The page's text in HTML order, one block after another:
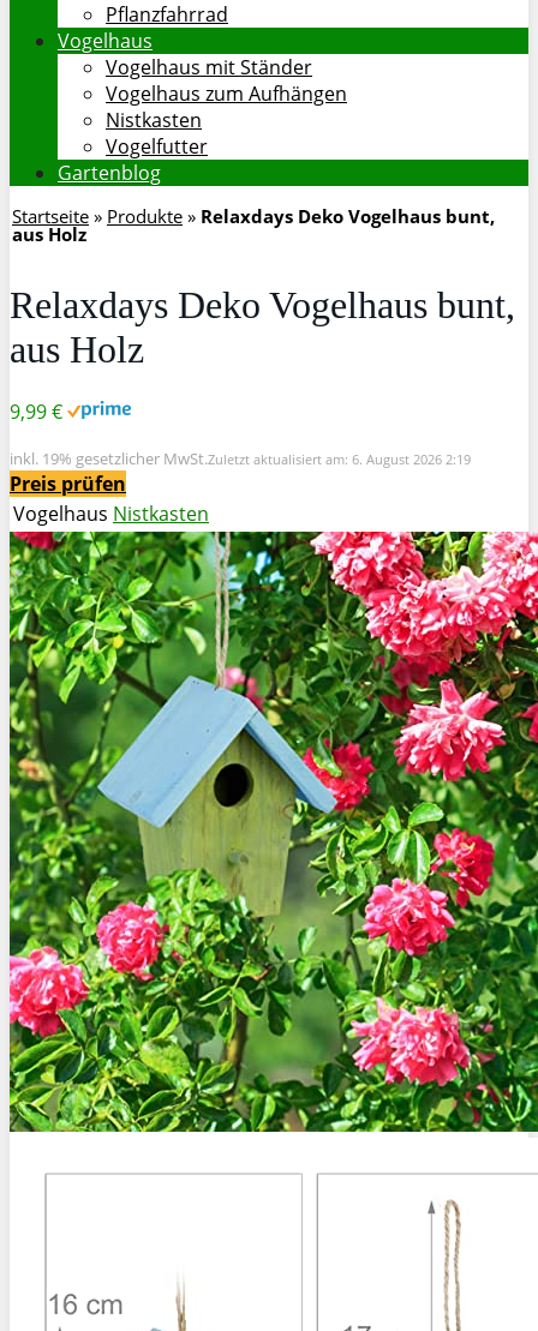
Pflanzfahrrad
Vogelhaus
Vogelhaus mit Ständer
Vogelhaus zum Aufhängen
Nistkasten
Vogelfutter
Gartenblog
Startseite » Produkte » Relaxdays Deko Vogelhaus bunt,
aus Holz
Relaxdays Deko Vogelhaus bunt,
aus Holz
9,99 €
inkl. 19% gesetzlicher MwSt.Zuletzt aktualisiert am: 6. August 2026 2:19
Preis prüfen
Vogelhaus Nistkasten